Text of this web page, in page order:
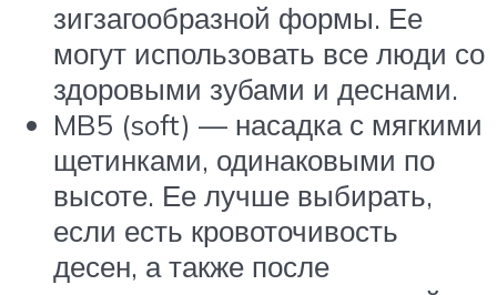
зигзагообразной формы. Ее
могут использовать все люди со
здоровыми зубами и деснами.
MB5 (soft) — насадка с мягкими
щетинками, одинаковыми по
высоте. Ее лучше выбирать,
если есть кровоточивость
десен, а также после